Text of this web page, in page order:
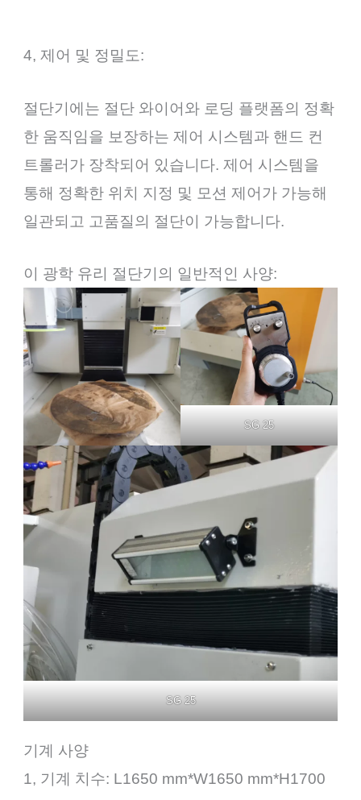
4, 제어 및 정밀도:
절단기에는 절단 와이어와 로딩 플랫폼의 정확
한 움직임을 보장하는 제어 시스템과 핸드 컨
트롤러가 장착되어 있습니다. 제어 시스템을
통해 정확한 위치 지정 및 모션 제어가 가능해
일관되고 고품질의 절단이 가능합니다.
이 광학 유리 절단기의 일반적인 사양:
SG 25
SG 25
기계 사양
1, 기계 치수: L1650 mm*W1650 mm*H1700